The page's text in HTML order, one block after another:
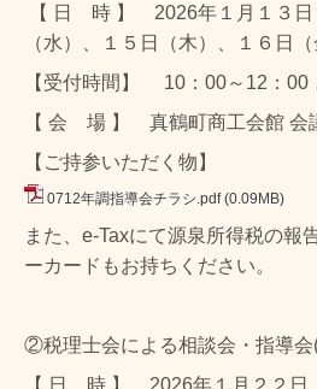
【 日 時 】 2026年１月１３日
（水）、１５日（木）、１６日（
【受付時間】 10：00～12：00
【 会 場 】 真鶴町商工会館 会
【ご持参いただく物】
0712年調指導会チラシ.pdf (0.09MB)
また、e-Taxにて源泉所得税の報
ーカードもお持ちください。
②税理士会による相談会・指導会
【 日 時 】 2026年１月２２日